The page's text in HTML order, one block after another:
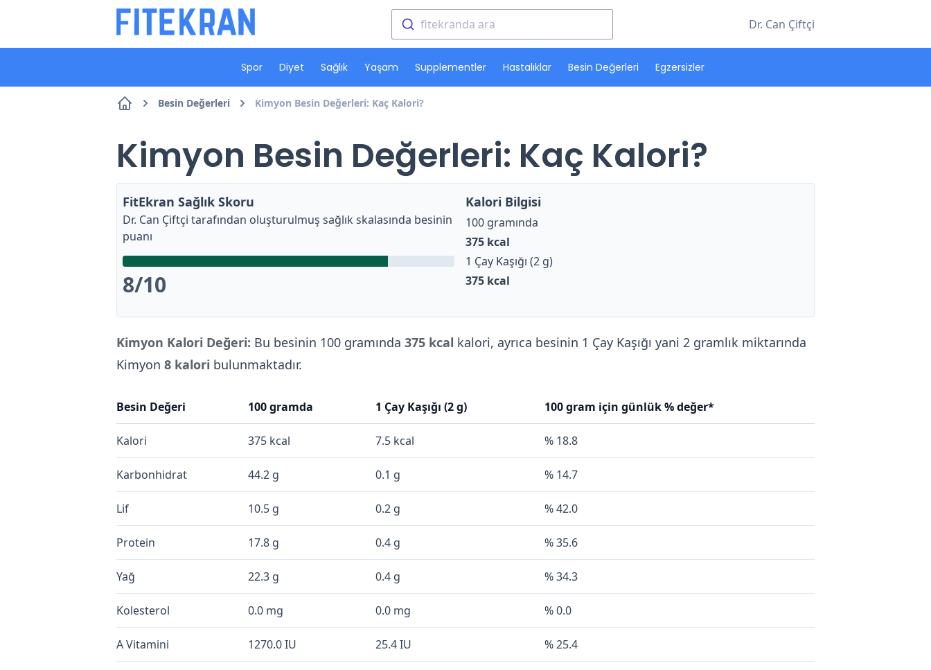
fitekranda ara Dr. Can Çiftçi
Spor Diyet Sağlık Yaşam Supplementler Hastalıklar Besin Değerleri Egzersizler
Besin Değerleri Kimyon Besin Değerleri: Kaç Kalori?
Kimyon Besin Değerleri: Kaç Kalori?
FitEkran Sağlık Skoru
Dr. Can Çiftçi tarafından oluşturulmuş sağlık skalasında besinin
puanı
8/10
Kalori Bilgisi
100 gramında
375 kcal
1 Çay Kaşığı (2 g)
375 kcal
Kimyon Kalori Değeri: Bu besinin 100 gramında 375 kcal kalori, ayrıca besinin 1 Çay Kaşığı yani 2 gramlık miktarında
Kimyon 8 kalori bulunmaktadır.
Besin Değeri 100 gramda 1 Çay Kaşığı (2 g) 100 gram için günlük % değer*
Kalori 375 kcal 7.5 kcal % 18.8
Karbonhidrat 44.2 g 0.1 g % 14.7
Lif 10.5 g 0.2 g % 42.0
Protein 17.8 g 0.4 g % 35.6
Yağ 22.3 g 0.4 g % 34.3
Kolesterol 0.0 mg 0.0 mg % 0.0
A Vitamini 1270.0 IU 25.4 IU % 25.4